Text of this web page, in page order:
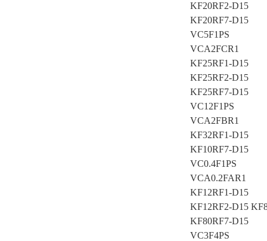
KF20RF2-D15
KF20RF7-D15
VC5F1PS
VCA2FCR1
KF25RF1-D15
KF25RF2-D15
KF25RF7-D15
VC12F1PS
VCA2FBR1
KF32RF1-D15
KF10RF7-D15
VC0.4F1PS
VCA0.2FAR1
KF12RF1-D15
KF12RF2-D15
KF80RF7-D15
VC3F4PS